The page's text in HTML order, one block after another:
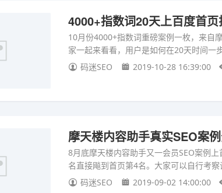
4000+指数词20天上百度首
10月份4000+指数词重磅案例一枚，来自
家一起来看看，用户是如何在20天时间一
码迷SEO
2019-10-28 16:39:00
摩天楼内容助手真实SEO案
8月底摩天楼内容助手又一会员SEO案例
名直接飚到首页第4名。大家可以自行考察
码迷SEO
2019-09-02 14:00:00